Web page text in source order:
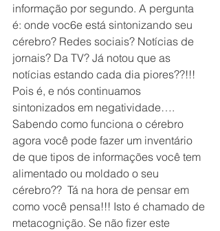
informação por segundo. A pergunta
é: onde voc6e está sintonizando seu
cérebro? Redes sociais? Notícias de
jornais? Da TV? Já notou que as
notícias estando cada dia piores??!!!
Pois é, e nós continuamos
sintonizados em negatividade….
Sabendo como funciona o cérebro
agora você pode fazer um inventário
de que tipos de informações você tem
alimentado ou moldado o seu
cérebro??  Tá na hora de pensar em
como você pensa!!! Isto é chamado de
metacognição. Se não fizer este